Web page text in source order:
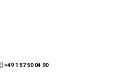
1 57 50 04 90